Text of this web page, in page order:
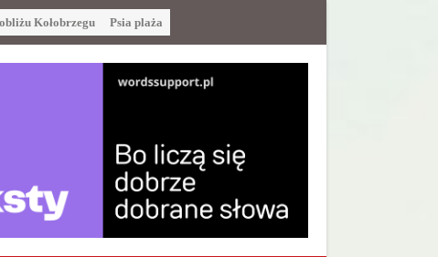
Kołobrzegu Psia plaża